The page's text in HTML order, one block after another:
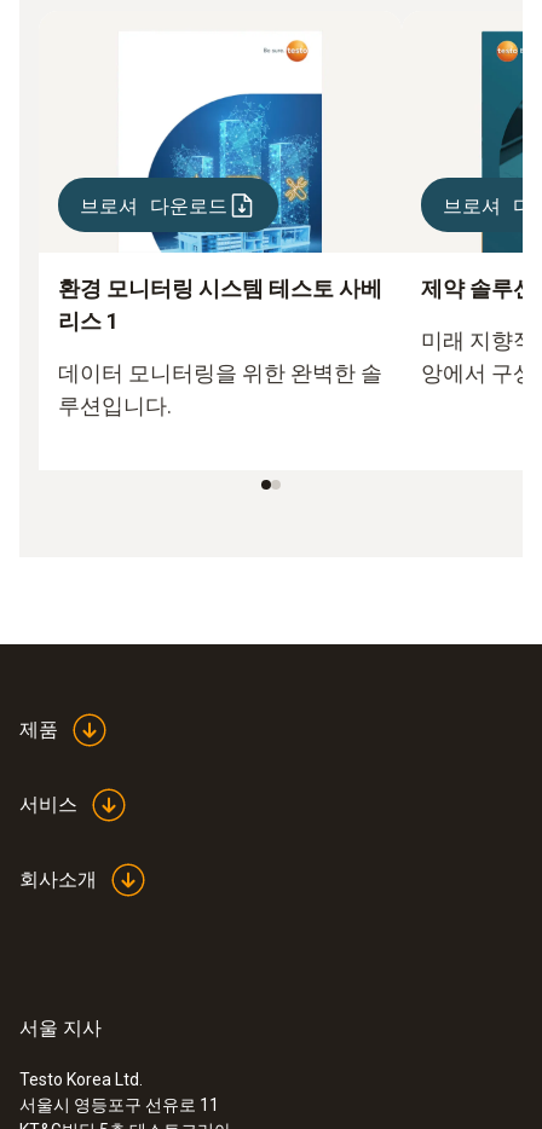
브로셔 다운로드
환경 모니터링 시스템 테스토 사베
리스 1
데이터 모니터링을 위한 완벽한 솔
루션입니다.
브로셔 다
제약 솔루션
미래 지향적
앙에서 구상
제품
서비스
회사소개
서울 지사
Testo Korea Ltd.
서울시 영등포구 선유로 11